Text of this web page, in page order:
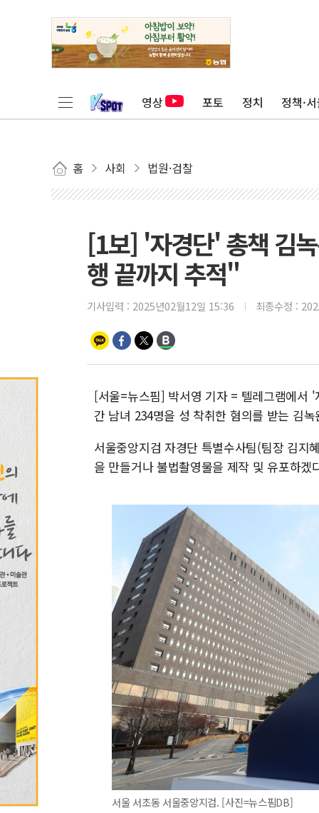
영상 포토 정치 정책·
홈 사회 법원·검찰
[1보] '자경단' 총책 김
행 끝까지 추적"
기사입력 : 2025년02월12일 15:36 최종수정 :
[서울=뉴스핌] 박서영 기자 = 텔레그램에서
간 남녀 234명을 성 착취한 혐의를 받는 김
서울중앙지검 자경단 특별수사팀(팀장 김지
을 만들거나 불법촬영물을 제작 및 유포하
서울 서초동 서울중앙지검. [사진=뉴스핌DB]